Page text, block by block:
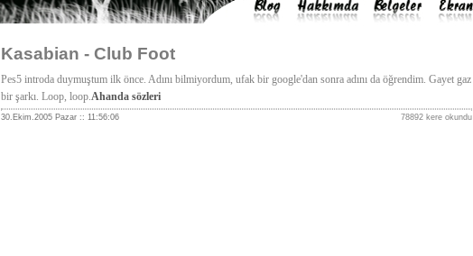
Kasabian - Club Foot
Pes5 introda duymuştum ilk önce. Adını bilmiyordum, ufak bir google'dan sonra adını da öğrendim. Gayet gaz
bir şarkı. Loop, loop.Ahanda sözleri
30.Ekim.2005 Pazar :: 11:56:06 78892 kere okundu